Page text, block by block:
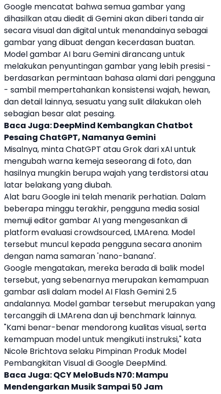
Google mencatat bahwa semua gambar yang
dihasilkan atau diedit diGeminiakan diberi tanda air
secara visual dan digital untuk menandainya sebagai
gambar yang dibuat dengan kecerdasan buatan.
Model gambar AI baruGeminidirancang untuk
melakukan penyuntingan gambar yang lebih presisi -
berdasarkan permintaan bahasa alami dari pengguna
- sambil mempertahankan konsistensi wajah, hewan,
dan detail lainnya, sesuatu yang sulit dilakukan oleh
sebagian besar alat pesaing.
Baca Juga:DeepMind Kembangkan Chatbot
Pesaing ChatGPT, Namanya Gemini
Misalnya, minta ChatGPT atau Grok dari xAI untuk
mengubah warna kemeja seseorang di foto, dan
hasilnya mungkin berupa wajah yang terdistorsi atau
latar belakang yang diubah.
Alat baruGoogleini telah menarik perhatian. Dalam
beberapa minggu terakhir, pengguna media sosial
memuji editor gambar AI yang mengesankan di
platform evaluasi crowdsourced, LMArena. Model
tersebut muncul kepada pengguna secara anonim
dengan nama samaran 'nano-banana'.
Google mengatakan, mereka berada di balik model
tersebut, yang sebenarnya merupakan kemampuan
gambar asli dalam model AI FlashGemini2.5
andalannya. Model gambar tersebut merupakan yang
tercanggih di LMArena dan uji benchmark lainnya.
"Kami benar-benar mendorong kualitas visual, serta
kemampuan model untuk mengikuti instruksi," kata
Nicole Brichtova selaku Pimpinan Produk Model
Pembangkitan Visual diGoogle DeepMind.
Baca Juga:QCY MeloBuds N70: Mampu
Mendengarkan Musik Sampai 50 Jam